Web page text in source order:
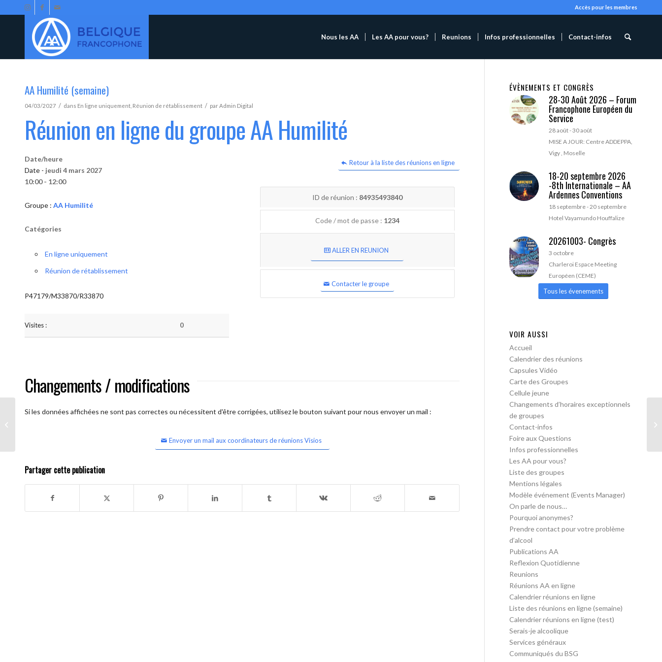
Accès pour les membres
Nous les AA Les AA pour vous? Reunions Infos professionnelles Contact-infos
AA Humilité (semaine)
04/03/2027 / dans En ligne uniquement Réunion de rétablissement / parAdmin Digital
Réunion en ligne du groupe AA Humilité
Retour à la liste des réunions en ligne
Date/heure
Date - jeudi 4 mars 2027
10:00 - 12:00
Groupe : AA Humilité
Catégories
En ligne uniquement
Réunion de rétablissement
P47179/M33870/R33870
Visites : 0
ID de réunion : 84935493840
Code / mot de passe : 1234
ALLER EN REUNION
Contacter le groupe
Changements / modifications
Si les données affichées ne sont pas correctes ou nécessitent d'être corrigées, utilisez le bouton suivant pour nous envoyer un mail :
Envoyer un mail aux coordinateurs de réunions Visios
Partager cette publication
ÉVÈNEMENTS ET CONGRÈS
28-30 Août 2026 – Forum
Francophone Européen du
Service
28 août-30 août
MISE A JOUR: Centre ADDEPPA,
Vigy , Moselle
18-20 septembre 2026
-8th Internationale – AA
Ardennes Conventions
18 septembre-20 septembre
Hotel Vayamundo Houffalize
20261003- Congrès
3 octobre
Charleroi Espace Meeting
Européen (CEME)
Tous les évenements
VOIR AUSSI
Accueil
Calendrier des réunions
Capsules Vidéo
Carte des Groupes
Cellule jeune
Changements d’horaires exceptionnels
de groupes
Contact-infos
Foire aux Questions
Infos professionnelles
Les AA pour vous?
Liste des groupes
Mentions légales
Modèle événement (Events Manager)
On parle de nous…
Pourquoi anonymes?
Prendre contact pour votre problème
d’alcool
Publications AA
Reflexion Quotidienne
Reunions
Réunions AA en ligne
Calendrier réunions en ligne
Liste des réunions en ligne (semaine)
Calendrier réunions en ligne (test)
Serais-je alcoolique
Services généraux
Communiqués du BSG